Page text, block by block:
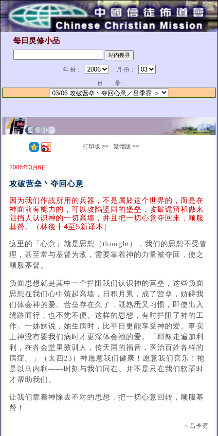
每日灵修小品
年 份：
月 份：
目 录
打印版 >> 繁體版 >>
2006年3月6日
攻破营垒丶夺回心意
因为我们作战所用的兵器，不是属於这个世界的，而是在
神面前有能力的，可以攻陷坚固的堡垒，攻破诡辩和做来
阻挡人认识神的一切高墙，并且把一切心意夺回来，顺服
基督。（林後十4至5新译本）
这里的「心意」就是思想（thought），我们的思想不受管
理，甚至常与基督为敌，需要靠着神的力量被夺回，使之
顺服基督。
负面思想就是其中一个拦阻我们认识神的营垒，这些负面
思想在我们心中筑起高墙，日积月累，成了营垒，妨碍我
们体会神的爱。营垒存在久了，既熟悉又习惯，即使出入
绕路而行，也不觉不便。这样的思想，有时拦阻了神的工
作。一姊妹说，她生病时，比平日更能享受神的爱。事实
上神没有要我们病时才更深体会祂的爱。「耶稣走遍加利
利，在各会堂里教训人，传天国的福音，医治百姓各样的
病症。」（太四23）神愿意我们健康！愿意我们喜乐！祂
是以马内利——时刻与我们同在。并不是只在我们软弱时
才帮助我们。
让我们靠着神除去不对的思想，把一切心意回转，顺服基
督！
～吕季霓